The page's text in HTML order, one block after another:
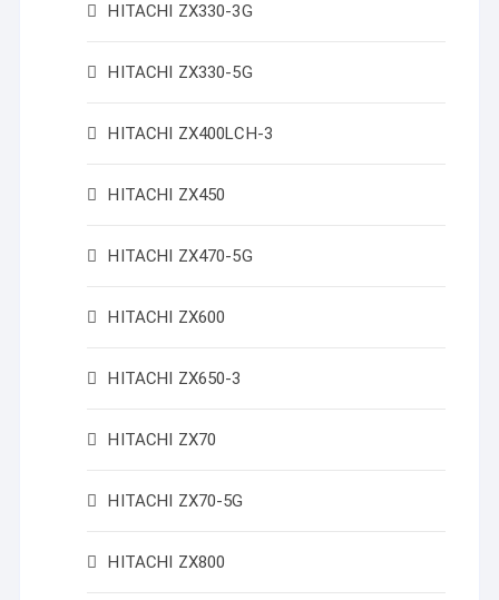
HITACHI ZX330-3G
HITACHI ZX330-5G
HITACHI ZX400LCH-3
HITACHI ZX450
HITACHI ZX470-5G
HITACHI ZX600
HITACHI ZX650-3
HITACHI ZX70
HITACHI ZX70-5G
HITACHI ZX800